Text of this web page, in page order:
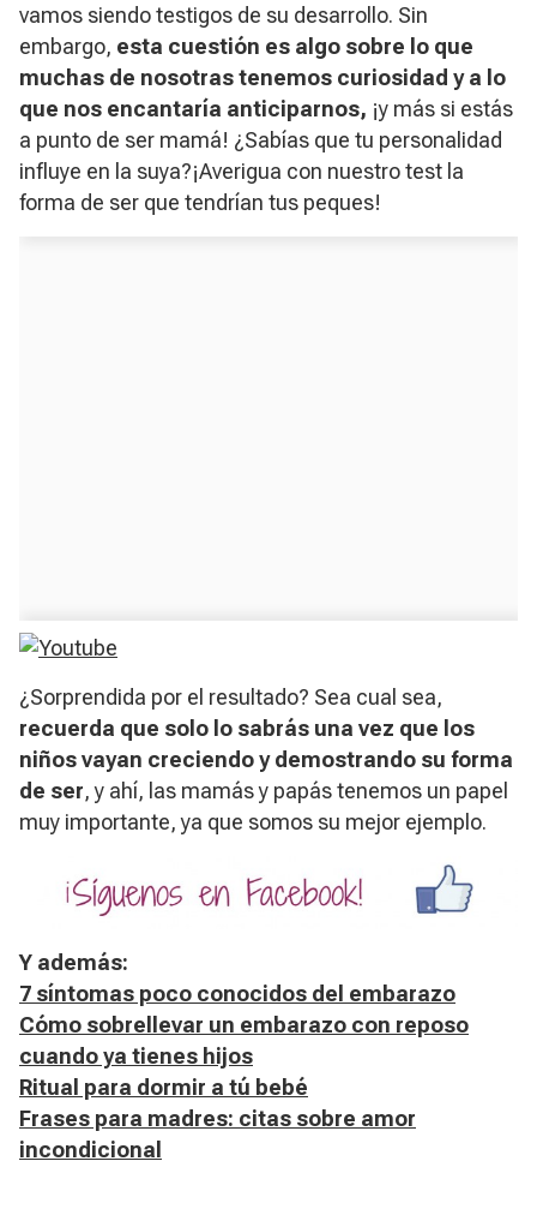
vamos siendo testigos de su desarrollo. Sin
embargo, esta cuestión es algo sobre lo que
muchas de nosotras tenemos curiosidad y a lo
que nos encantaría anticiparnos, ¡y más si estás
a punto de ser mamá! ¿Sabías que tu personalidad
influye en la suya?¡Averigua con nuestro test la
forma de ser que tendrían tus peques!
¿Sorprendida por el resultado? Sea cual sea,
recuerda que solo lo sabrás una vez que los
niños vayan creciendo y demostrando su forma
de ser, y ahí, las mamás y papás tenemos un papel
muy importante, ya que somos su mejor ejemplo.
Y además:
7 síntomas poco conocidos del embarazo
Cómo sobrellevar un embarazo con reposo
cuando ya tienes hijos
Ritual para dormir a tú bebé
Frases para madres: citas sobre amor
incondicional